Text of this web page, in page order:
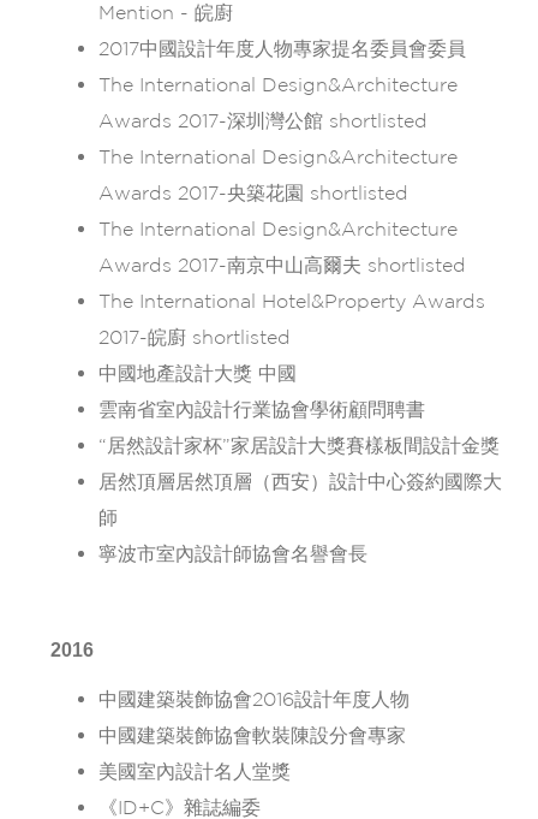
Mention - 皖廚
2017中國設計年度人物專家提名委員會委員
The International Design&Architecture
Awards 2017-深圳灣公館 shortlisted
The International Design&Architecture
Awards 2017-央築花園 shortlisted
The International Design&Architecture
Awards 2017-南京中山高爾夫 shortlisted
The International Hotel&Property Awards
2017-皖廚 shortlisted
中國地產設計大獎 中國
雲南省室內設計行業協會學術顧問聘書
“居然設計家杯”家居設計大獎賽樣板間設計金獎
居然頂層居然頂層（西安）設計中心簽約國際大
師
寧波市室內設計師協會名譽會長
2016
中國建築裝飾協會2016設計年度人物
中國建築裝飾協會軟裝陳設分會專家
美國室內設計名人堂獎
《ID+C》雜誌編委